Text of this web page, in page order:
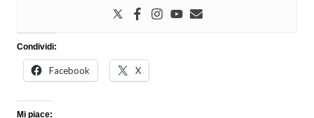
Condividi:
Facebook X
Mi piace: